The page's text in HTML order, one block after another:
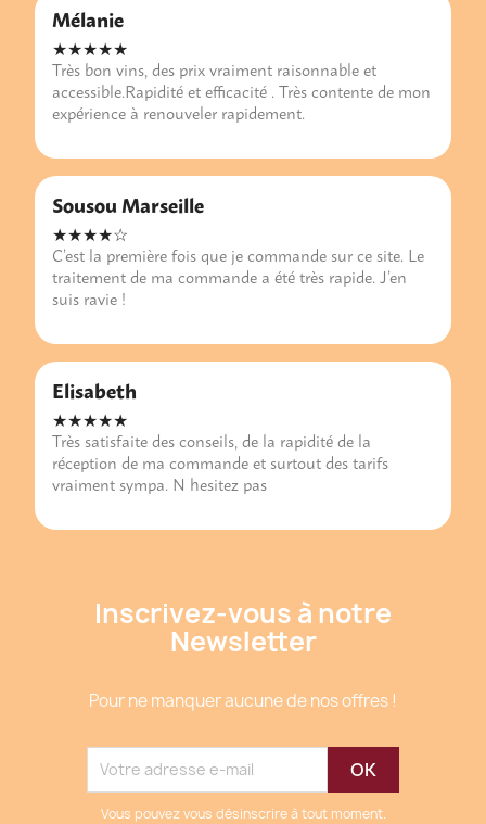
Mélanie
★★★★★
Très bon vins, des prix vraiment raisonnable et
accessible.Rapidité et efficacité . Très contente de mon
expérience à renouveler rapidement.
Sousou Marseille
★★★★☆
C’est la première fois que je commande sur ce site. Le
traitement de ma commande a été très rapide. J’en
suis ravie !
Elisabeth
★★★★★
Très satisfaite des conseils, de la rapidité de la
réception de ma commande et surtout des tarifs
vraiment sympa. N hesitez pas
Inscrivez-vous à notre
Newsletter
Pour ne manquer aucune de nos offres !
Vous pouvez vous désinscrire à tout moment.